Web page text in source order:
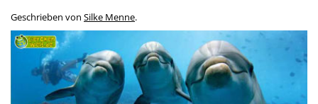
Geschrieben von Silke Menne.